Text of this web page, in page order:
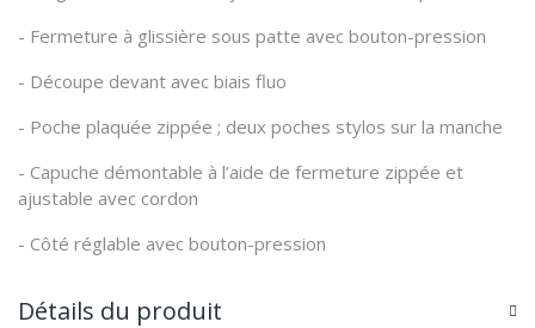
- Fermeture à glissière sous patte avec bouton-pression
- Découpe devant avec biais fluo
- Poche plaquée zippée ; deux poches stylos sur la manche
- Capuche démontable à l’aide de fermeture zippée et
ajustable avec cordon
- Côté réglable avec bouton-pression
Détails du produit